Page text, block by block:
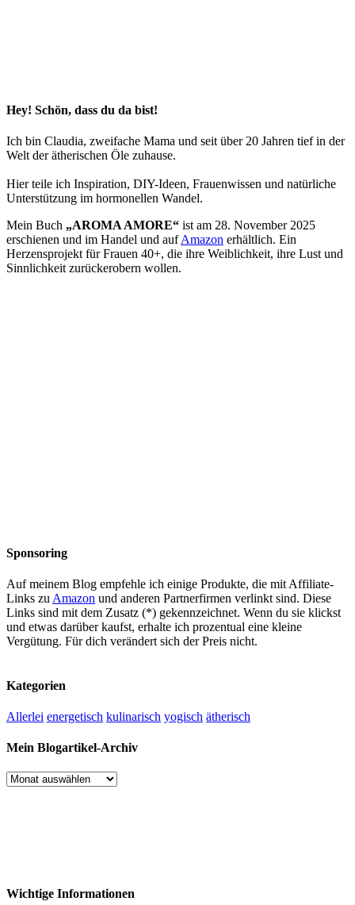
Hey! Schön, dass du da bist!
Ich bin Claudia, zweifache Mama und seit über 20 Jahren tief in der
Welt der ätherischen Öle zuhause.
Hier teile ich Inspiration, DIY-Ideen, Frauenwissen und natürliche
Unterstützung im hormonellen Wandel.
Mein Buch „AROMA AMORE“ ist am 28. November 2025
erschienen und im Handel und aufAmazon erhältlich. Ein
Herzensprojekt für Frauen 40+, die ihre Weiblichkeit, ihre Lust und
Sinnlichkeit zurückerobern wollen.
Sponsoring
Auf meinem Blog empfehle ich einige Produkte, die mit Affiliate-
Links zu Amazon und anderen Partnerfirmen verlinkt sind. Diese
Links sind mit dem Zusatz (*) gekennzeichnet. Wenn du sie klickst
und etwas darüber kaufst, erhalte ich prozentual eine kleine
Vergütung. Für dich verändert sich der Preis nicht.
Kategorien
Allerlei energetisch kulinarisch yogisch ätherisch
Mein Blogartikel-Archiv
Mein
Wichtige Informationen